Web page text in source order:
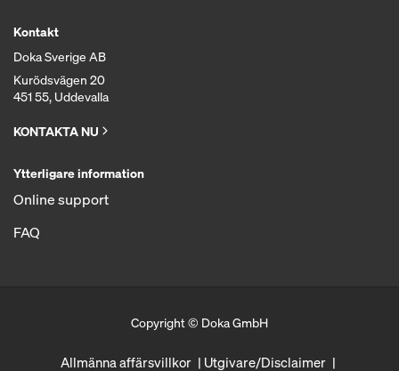
Kontakt
Doka Sverige AB
Kurödsvägen 20
451 55, Uddevalla
KONTAKTA NU
Ytterligare information
Online support
FAQ
Copyright © Doka GmbH
Allmänna affärsvillkor Utgivare/Disclaimer